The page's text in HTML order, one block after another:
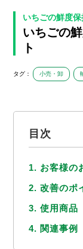
いちごの鮮度
いちごの
ト
タグ： 小売・卸
目次
1. お客様の
2. 改善のポ
3. 使用商品
4. 関連事例